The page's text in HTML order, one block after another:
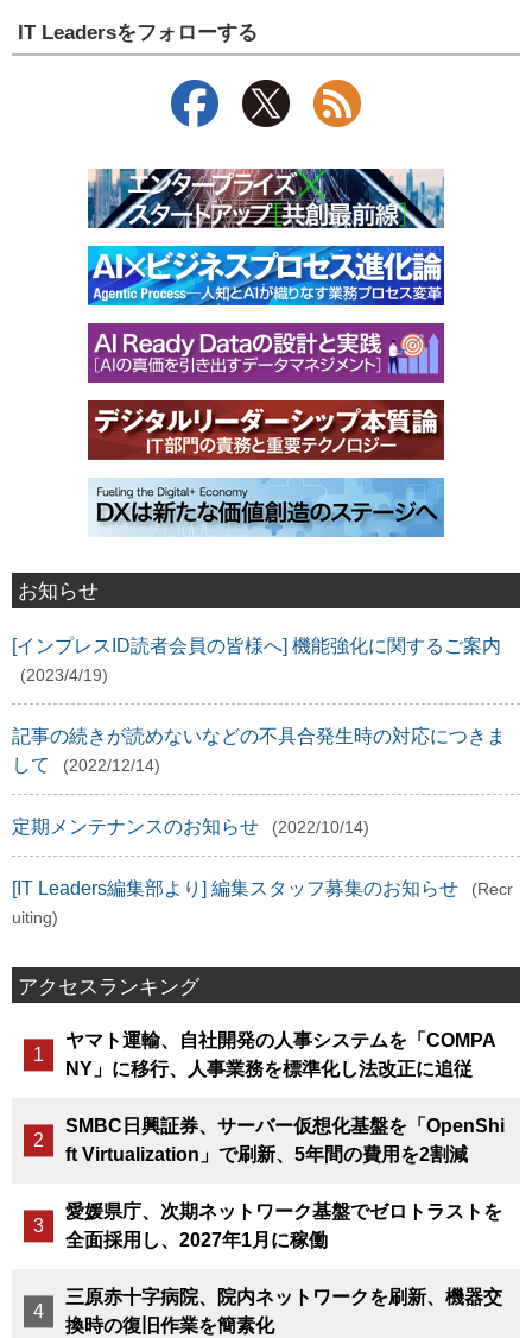
IT Leadersをフォローする
お知らせ
[インプレスID読者会員の皆様へ] 機能強化に関するご案内
(2023/4/19)
記事の続きが読めないなどの不具合発生時の対応につきま
して
(2022/12/14)
定期メンテナンスのお知らせ (2022/10/14)
[IT Leaders編集部より] 編集スタッフ募集のお知らせ
(Recr
uiting)
アクセスランキング
ヤマト運輸、自社開発の人事システムを「COMPA
NY」に移行、人事業務を標準化し法改正に追従
SMBC日興証券、サーバー仮想化基盤を「OpenShi
ft Virtualization」で刷新、5年間の費用を2割減
愛媛県庁、次期ネットワーク基盤でゼロトラストを
全面採用し、2027年1月に稼働
三原赤十字病院、院内ネットワークを刷新、機器交
換時の復旧作業を簡素化